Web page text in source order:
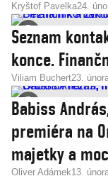
Kryštof Pavelka24.
Seznam
konce.
Viliam Buchert23.
Babiss
premiéra na
majetky a
Oliver Adámek13.